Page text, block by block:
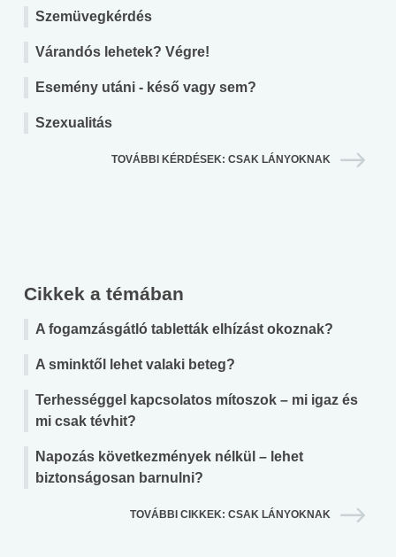
Szemüvegkérdés
Várandós lehetek? Végre!
Esemény utáni - késő vagy sem?
Szexualitás
TOVÁBBI KÉRDÉSEK: CSAK LÁNYOKNAK
Cikkek a témában
A fogamzásgátló tabletták elhízást okoznak?
A sminktől lehet valaki beteg?
Terhességgel kapcsolatos mítoszok – mi igaz és
mi csak tévhit?
Napozás következmények nélkül – lehet
biztonságosan barnulni?
TOVÁBBI CIKKEK: CSAK LÁNYOKNAK